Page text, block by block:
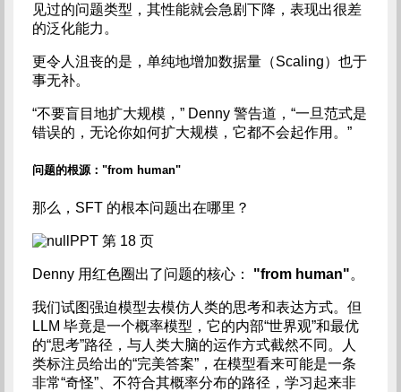
见过的问题类型，其性能就会急剧下降，表现出很差
的泛化能力。
更令人沮丧的是，单纯地增加数据量（Scaling）也于
事无补。
“不要盲目地扩大规模，” Denny 警告道，“一旦范式是
错误的，无论你如何扩大规模，它都不会起作用。”
问题的根源："from human"
那么，SFT 的根本问题出在哪里？
PPT 第 18 页
Denny 用红色圈出了问题的核心： "from human"。
我们试图强迫模型去模仿人类的思考和表达方式。但
LLM 毕竟是一个概率模型，它的内部“世界观”和最优
的“思考”路径，与人类大脑的运作方式截然不同。人
类标注员给出的“完美答案”，在模型看来可能是一条
非常“奇怪”、不符合其概率分布的路径，学习起来非